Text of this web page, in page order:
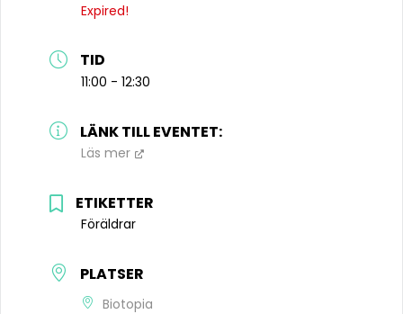
Expired!
TID
11:00 - 12:30
LÄNK TILL EVENTET:
Läs mer
ETIKETTER
Föräldrar
PLATSER
Biotopia